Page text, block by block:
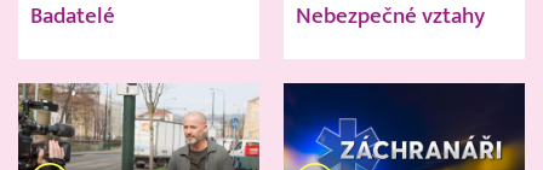
Badatelé Nebezpečné vztahy